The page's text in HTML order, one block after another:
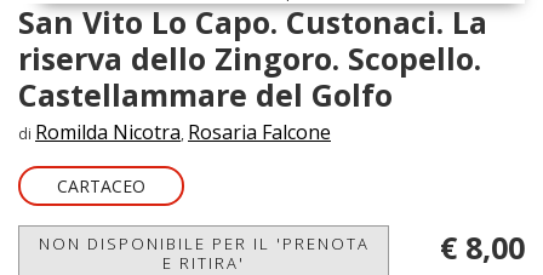
San Vito Lo Capo. Custonaci. La
riserva dello Zingoro. Scopello.
Castellammare del Golfo
di Romilda Nicotra, Rosaria Falcone
CARTACEO
NON DISPONIBILE PER IL 'PRENOTA
E RITIRA'
€ 8,00